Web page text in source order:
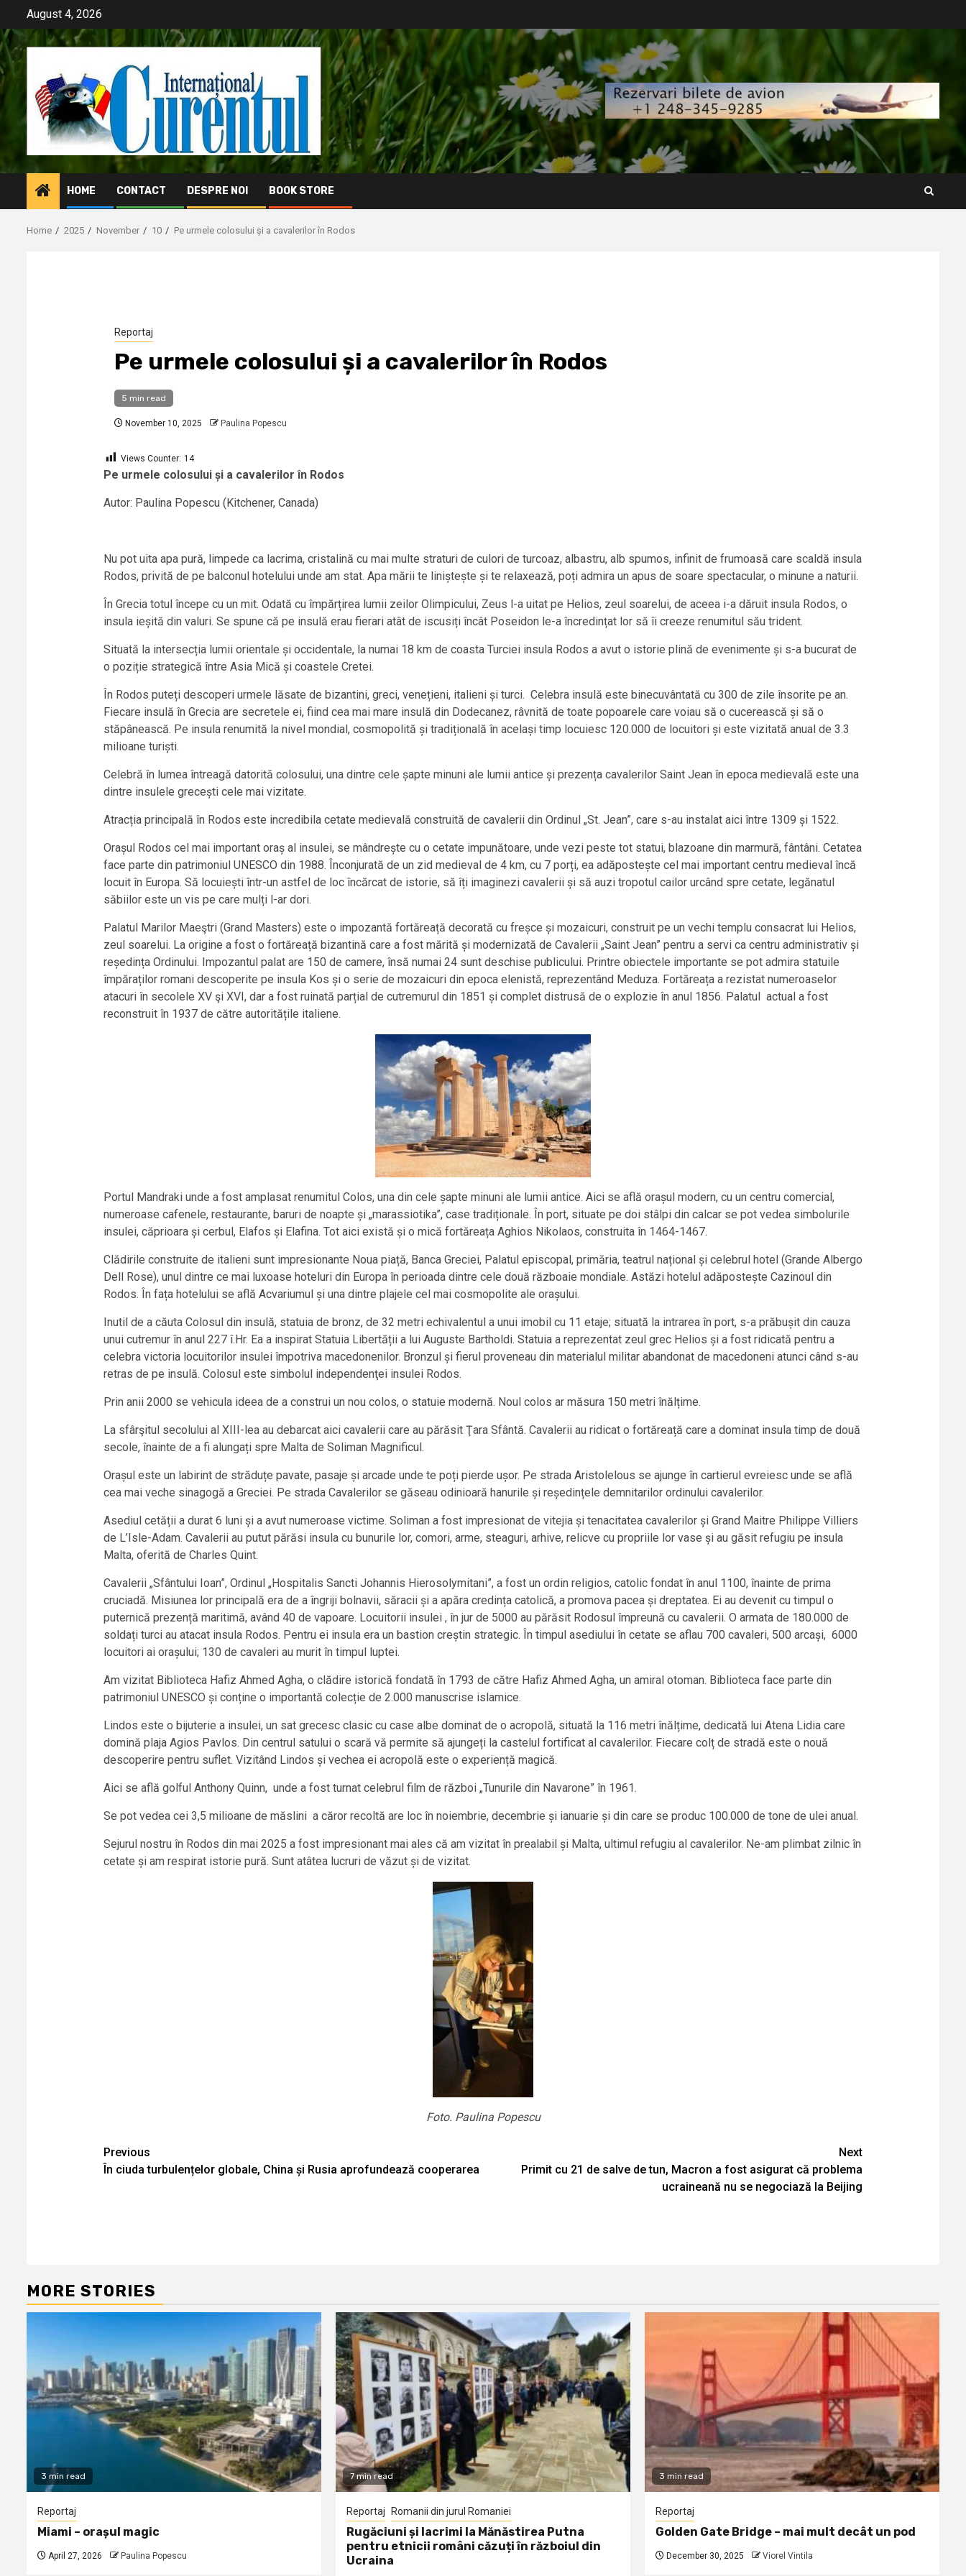
content
August 4, 2026
HOME CONTACT DESPRE NOI BOOK STORE
Home 2025 November 10 Pe urmele colosului și a cavalerilor în Rodos
Reportaj
Pe urmele colosului și a cavalerilor în Rodos
5 min read
November 10, 2025 Paulina Popescu
Views Counter: 14
Pe urmele colosului și a cavalerilor în Rodos
Autor: Paulina Popescu (Kitchener, Canada)
Nu pot uita apa pură, limpede ca lacrima, cristalină cu mai multe straturi de culori de turcoaz, albastru, alb spumos, infinit de frumoasă care scaldă insula
Rodos, privită de pe balconul hotelului unde am stat. Apa mării te liniștește și te relaxează, poți admira un apus de soare spectacular, o minune a naturii.
În Grecia totul începe cu un mit. Odată cu împărțirea lumii zeilor Olimpicului, Zeus l-a uitat pe Helios, zeul soarelui, de aceea i-a dăruit insula Rodos, o
insula ieșită din valuri. Se spune că pe insulă erau fierari atât de iscusiți încât Poseidon le-a încredințat lor să îi creeze renumitul său trident.
Situată la intersecția lumii orientale și occidentale, la numai 18 km de coasta Turciei insula Rodos a avut o istorie plină de evenimente și s-a bucurat de
o poziție strategică între Asia Mică și coastele Cretei.
În Rodos puteți descoperi urmele lăsate de bizantini, greci, venețieni, italieni și turci. Celebra insulă este binecuvântată cu 300 de zile însorite pe an.
Fiecare insulă în Grecia are secretele ei, fiind cea mai mare insulă din Dodecanez, râvnită de toate popoarele care voiau să o cucerească și să o
stăpânească. Pe insula renumită la nivel mondial, cosmopolită și tradițională în același timp locuiesc 120.000 de locuitori și este vizitată anual de 3.3
milioane turiști.
Celebră în lumea întreagă datorită colosului, una dintre cele șapte minuni ale lumii antice și prezența cavalerilor Saint Jean în epoca medievală este una
dintre insulele grecești cele mai vizitate.
Atracția principală în Rodos este incredibila cetate medievală construită de cavalerii din Ordinul „St. Jean”, care s-au instalat aici între 1309 și 1522.
Orașul Rodos cel mai important oraș al insulei, se mândrește cu o cetate impunătoare, unde vezi peste tot statui, blazoane din marmură, fântâni. Cetatea
face parte din patrimoniul UNESCO din 1988. Înconjurată de un zid medieval de 4 km, cu 7 porți, ea adăpostește cel mai important centru medieval încă
locuit în Europa. Să locuiești într-un astfel de loc încărcat de istorie, să îți imaginezi cavalerii și să auzi tropotul cailor urcând spre cetate, legănatul
săbiilor este un vis pe care mulți l-ar dori.
Palatul Marilor Maeştri (Grand Masters) este o impozantă fortăreață decorată cu freșce și mozaicuri, construit pe un vechi templu consacrat lui Helios,
zeul soarelui. La origine a fost o fortăreață bizantină care a fost mărită și modernizată de Cavalerii „Saint Jean” pentru a servi ca centru administrativ și
reședința Ordinului. Impozantul palat are 150 de camere, însă numai 24 sunt deschise publicului. Printre obiectele importante se pot admira statuile
împăraților romani descoperite pe insula Kos și o serie de mozaicuri din epoca elenistă, reprezentând Meduza. Fortăreața a rezistat numeroaselor
atacuri în secolele XV şi XVI, dar a fost ruinată parțial de cutremurul din 1851 și complet distrusă de o explozie în anul 1856. Palatul actual a fost
reconstruit în 1937 de către autoritățile italiene.
Portul Mandraki unde a fost amplasat renumitul Colos, una din cele șapte minuni ale lumii antice. Aici se află orașul modern, cu un centru comercial,
numeroase cafenele, restaurante, baruri de noapte și „marassiotika”, case tradiționale. În port, situate pe doi stâlpi din calcar se pot vedea simbolurile
insulei, căprioara și cerbul, Elafos și Elafina. Tot aici există și o mică fortăreața Aghios Nikolaos, construita în 1464-1467.
Clădirile construite de italieni sunt impresionante Noua piață, Banca Greciei, Palatul episcopal, primăria, teatrul național și celebrul hotel (Grande Albergo
Dell Rose), unul dintre ce mai luxoase hoteluri din Europa în perioada dintre cele două războaie mondiale. Astăzi hotelul adăpostește Cazinoul din
Rodos. În fața hotelului se află Acvariumul și una dintre plajele cel mai cosmopolite ale orașului.
Inutil de a căuta Colosul din insulă, statuia de bronz, de 32 metri echivalentul a unui imobil cu 11 etaje; situată la intrarea în port, s-a prăbușit din cauza
unui cutremur în anul 227 î.Hr. Ea a inspirat Statuia Libertății a lui Auguste Bartholdi. Statuia a reprezentat zeul grec Helios și a fost ridicată pentru a
celebra victoria locuitorilor insulei împotriva macedonenilor. Bronzul și fierul proveneau din materialul militar abandonat de macedoneni atunci când s-au
retras de pe insulă. Colosul este simbolul independenţei insulei Rodos.
Prin anii 2000 se vehicula ideea de a construi un nou colos, o statuie modernă. Noul colos ar măsura 150 metri înălțime.
La sfârşitul secolului al XIII-lea au debarcat aici cavalerii care au părăsit Ţara Sfântă. Cavalerii au ridicat o fortăreață care a dominat insula timp de două
secole, înainte de a fi alungați spre Malta de Soliman Magnificul.
Orașul este un labirint de străduțe pavate, pasaje și arcade unde te poți pierde ușor. Pe strada Aristolelous se ajunge în cartierul evreiesc unde se află
cea mai veche sinagogă a Greciei. Pe strada Cavalerilor se găseau odinioară hanurile și reședințele demnitarilor ordinului cavalerilor.
Asediul cetății a durat 6 luni și a avut numeroase victime. Soliman a fost impresionat de vitejia și tenacitatea cavalerilor și Grand Maitre Philippe Villiers
de L’Isle-Adam. Cavalerii au putut părăsi insula cu bunurile lor, comori, arme, steaguri, arhive, relicve cu propriile lor vase și au găsit refugiu pe insula
Malta, oferită de Charles Quint.
Cavalerii „Sfântului Ioan”, Ordinul „Hospitalis Sancti Johannis Hierosolymitani”, a fost un ordin religios, catolic fondat în anul 1100, înainte de prima
cruciadă. Misiunea lor principală era de a îngriji bolnavii, săracii și a apăra credința catolică, a promova pacea și dreptatea. Ei au devenit cu timpul o
puternică prezență maritimă, având 40 de vapoare. Locuitorii insulei , în jur de 5000 au părăsit Rodosul împreună cu cavalerii. O armata de 180.000 de
soldați turci au atacat insula Rodos. Pentru ei insula era un bastion creștin strategic. În timpul asediului în cetate se aflau 700 cavaleri, 500 arcași, 6000
locuitori ai orașului; 130 de cavaleri au murit în timpul luptei.
Am vizitat Biblioteca Hafiz Ahmed Agha, o clădire istorică fondată în 1793 de către Hafiz Ahmed Agha, un amiral otoman. Biblioteca face parte din
patrimoniul UNESCO și conține o importantă colecție de 2.000 manuscrise islamice.
Lindos este o bijuterie a insulei, un sat grecesc clasic cu case albe dominat de o acropolă, situată la 116 metri înălțime, dedicată lui Atena Lidia care
domină plaja Agios Pavlos. Din centrul satului o scară vă permite să ajungeți la castelul fortificat al cavalerilor. Fiecare colț de stradă este o nouă
descoperire pentru suflet. Vizitând Lindos și vechea ei acropolă este o experiență magică.
Aici se află golful Anthony Quinn, unde a fost turnat celebrul film de război „Tunurile din Navarone” în 1961.
Se pot vedea cei 3,5 milioane de măslini a căror recoltă are loc în noiembrie, decembrie și ianuarie și din care se produc 100.000 de tone de ulei anual.
Sejurul nostru în Rodos din mai 2025 a fost impresionant mai ales că am vizitat în prealabil și Malta, ultimul refugiu al cavalerilor. Ne-am plimbat zilnic în
cetate și am respirat istorie pură. Sunt atâtea lucruri de văzut și de vizitat.
Foto. Paulina Popescu
Continue
Reading
Previous
În ciuda turbulențelor globale, China și Rusia aprofundează cooperarea
Next
Primit cu 21 de salve de tun, Macron a fost asigurat că problema
ucraineană nu se negociază la Beijing
MORE STORIES
3 min read
Reportaj
Miami – orașul magic
April 27, 2026 Paulina Popescu
7 min read
Reportaj Romanii din jurul Romaniei
Rugăciuni și lacrimi la Mănăstirea Putna
pentru etnicii români căzuți în războiul din
Ucraina
3 min read
Reportaj
Golden Gate Bridge – mai mult decât un pod
December 30, 2025 Viorel Vintila